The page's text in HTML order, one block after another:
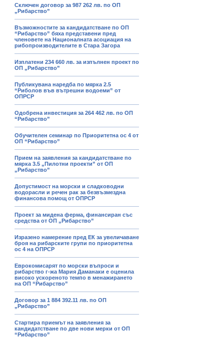
Сключен договор за 987 262 лв. по ОП
„Рибарство”
Възможностите за кандидатстване по ОП
“Рибарство” бяха представени пред
членовете на Националната асоциация на
рибопроизводителите в Стара Загора
Изплатени 234 660 лв. за изпълнен проект по
ОП „Рибарство”
Публикувана наредба по мярка 2.5
“Риболов във вътрешни водоеми” от
ОПРСР
Одобрена инвестиция за 264 462 лв. по ОП
“Рибарство”
Обучителен семинар по Приоритетна ос 4 от
ОП “Рибарство”
Прием на заявления за кандидатстване по
мярка 3.5 „Пилотни проекти” от ОП
„Рибарство”
Допустимост на морски и сладководни
водорасли и речен рак за безвъзмездна
финансова помощ от ОПРСР
Проект за мидена ферма, финансиран със
средства от ОП „Рибарство”
Изразено намерение пред ЕК за увеличаване
броя на рибарските групи по приоритетна
ос 4 на ОПРСР
Еврокомисарят по морски въпроси и
рибарство г-жа Мария Даманаки е оценила
високо ускореното темпо в менажирането
на ОП “Рибарство”
Договор за 1 884 392.11 лв. по ОП
„Рибарство”
Стартира приемът на заявления за
кандидатстване по две нови мерки от ОП
“Рибарство”